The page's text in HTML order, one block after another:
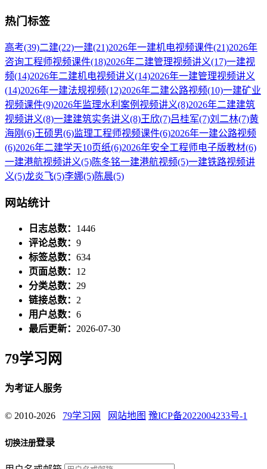
热门标签
高考(39)二建(22)一建(21)2026年一建机电视频课件(21)2026年
咨询工程师视频课件(18)2026年二建管理视频讲义(17)一建视
频(14)2026年二建机电视频讲义(14)2026年一建管理视频讲义
(14)2026年一建法规视频(12)2026年二建公路视频(10)一建矿业
视频课件(9)2026年监理水利案例视频讲义(8)2026年二建建筑
视频讲义(8)一建建筑实务讲义(8)王欣(7)吕桂军(7)刘二林(7)黄
海刚 (6)王硕男(6)监理工程师视频课件(6)2026年一建公路视频
(6)2026年二建学天10页纸(6)2026年安全工程师电子版教材(6)
一建港航视频讲义(5)陈冬铭一建港航视频(5)一建铁路视频讲
义(5)龙炎飞(5)李娜(5)陈晨(5)
网站统计
日志总数： 1446
评论总数： 9
标签总数： 634
页面总数： 12
分类总数： 29
链接总数： 2
用户总数： 6
最后更新： 2026-07-30
79学习网
为考证人服务
© 2010-2026 79学习网 网站地图 豫ICP备2022004233号-1
切换注册登录